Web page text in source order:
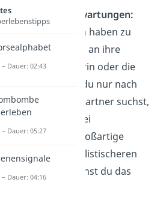
Unrealistische Erwartungen:
Manche Menschen haben zu
hohe Erwartungen an ihre
zukünftige Partnerin oder die
Beziehung. Wenn du nur nach
dem „perfekten“ Partner suchst,
übersiehst du dabei
möglicherweise großartige
Menschen.
it realistischeren
Vorstellungen kannst du das
– Dauer: 02:43
– Dauer: 05:27
– Dauer: 04:16